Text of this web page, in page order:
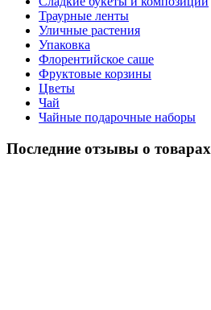
Траурные ленты
Уличные растения
Упаковка
Флорентийское саше
Фруктовые корзины
Цветы
Чай
Чайные подарочные наборы
Последние отзывы о товарах